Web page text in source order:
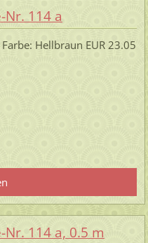
114 a
Hellbraun EUR 23.05
114 a, 0.5 m